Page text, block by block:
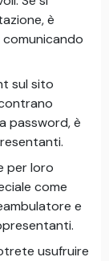
è
sul sito
password, è
per loro
come
e
usufruire